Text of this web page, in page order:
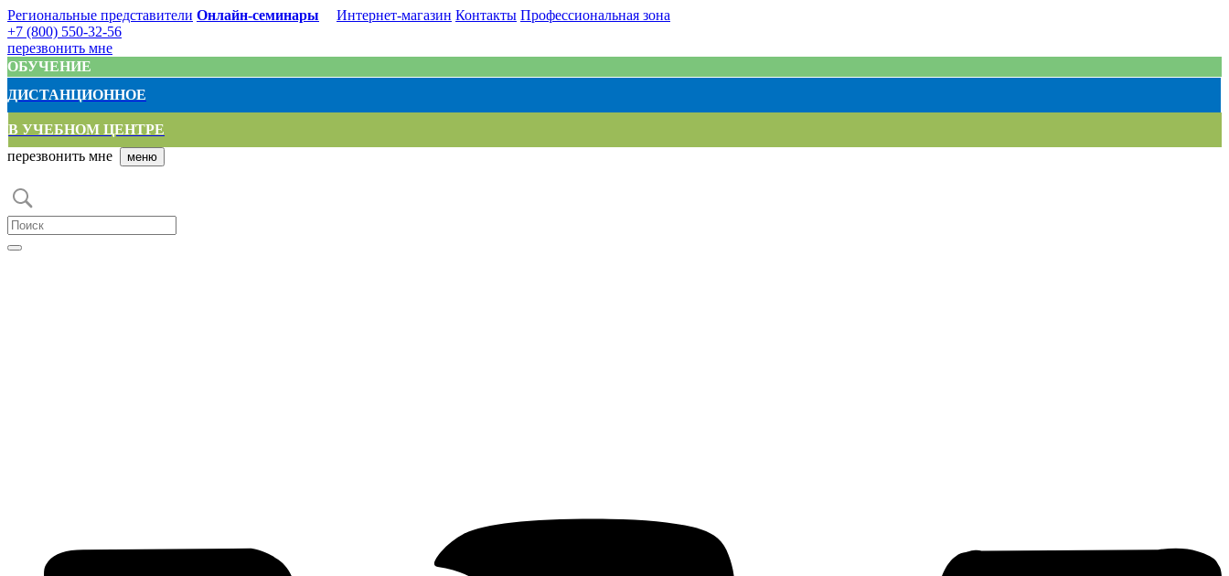
Региональные представители Онлайн-семинары Интернет-магазин Контакты Профессиональная зона
+7 (800) 550-32-56
перезвонить мне
ОБУЧЕНИЕ
ДИСТАНЦИОННОЕ
В УЧЕБНОМ ЦЕНТРЕ
перезвонить мне
меню